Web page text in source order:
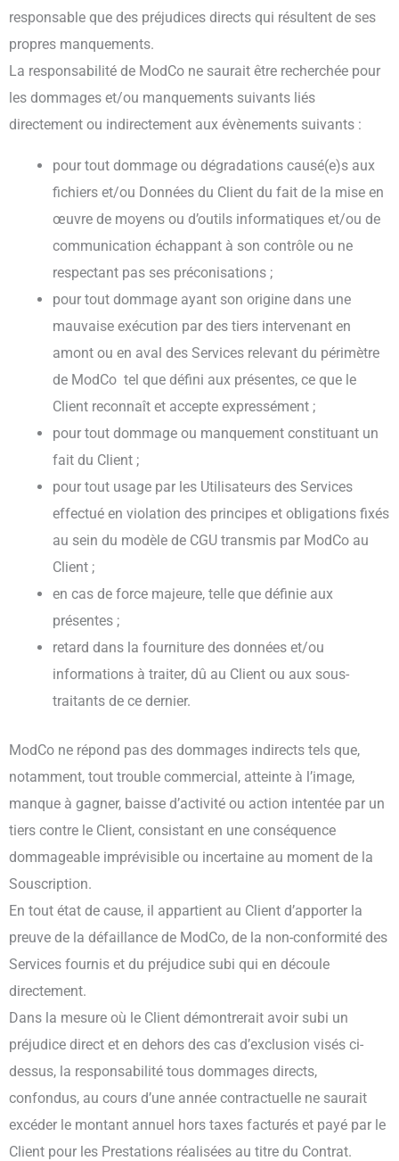
responsable que des préjudices directs qui résultent de ses
propres manquements.
La responsabilité de ModCo ne saurait être recherchée pour
les dommages et/ou manquements suivants liés
directement ou indirectement aux évènements suivants :
pour tout dommage ou dégradations causé(e)s aux
fichiers et/ou Données du Client du fait de la mise en
œuvre de moyens ou d’outils informatiques et/ou de
communication échappant à son contrôle ou ne
respectant pas ses préconisations ;
pour tout dommage ayant son origine dans une
mauvaise exécution par des tiers intervenant en
amont ou en aval des Services relevant du périmètre
de ModCo tel que défini aux présentes, ce que le
Client reconnaît et accepte expressément ;
pour tout dommage ou manquement constituant un
fait du Client ;
pour tout usage par les Utilisateurs des Services
effectué en violation des principes et obligations fixés
au sein du modèle de CGU transmis par ModCo au
Client ;
en cas de force majeure, telle que définie aux
présentes ;
retard dans la fourniture des données et/ou
informations à traiter, dû au Client ou aux sous-
traitants de ce dernier.
ModCo ne répond pas des dommages indirects tels que,
notamment, tout trouble commercial, atteinte à l’image,
manque à gagner, baisse d’activité ou action intentée par un
tiers contre le Client, consistant en une conséquence
dommageable imprévisible ou incertaine au moment de la
Souscription.
En tout état de cause, il appartient au Client d’apporter la
preuve de la défaillance de ModCo, de la non-conformité des
Services fournis et du préjudice subi qui en découle
directement.
Dans la mesure où le Client démontrerait avoir subi un
préjudice direct et en dehors des cas d’exclusion visés ci-
dessus, la responsabilité tous dommages directs,
confondus, au cours d’une année contractuelle ne saurait
excéder le montant annuel hors taxes facturés et payé par le
Client pour les Prestations réalisées au titre du Contrat.